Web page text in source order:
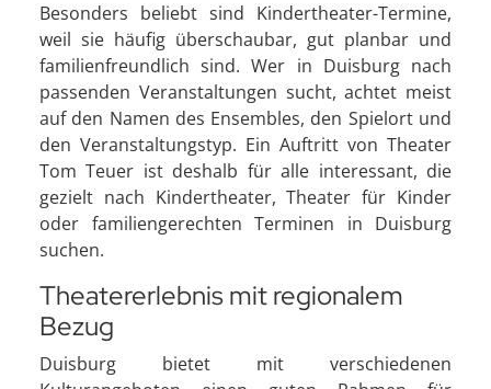
Besonders beliebt sind Kindertheater-Termine,
weil sie häufig überschaubar, gut planbar und
familienfreundlich sind. Wer in Duisburg nach
passenden Veranstaltungen sucht, achtet meist
auf den Namen des Ensembles, den Spielort und
den Veranstaltungstyp. Ein Auftritt von Theater
Tom Teuer ist deshalb für alle interessant, die
gezielt nach Kindertheater, Theater für Kinder
oder familiengerechten Terminen in Duisburg
suchen.
Theatererlebnis mit regionalem
Bezug
Duisburg bietet mit verschiedenen